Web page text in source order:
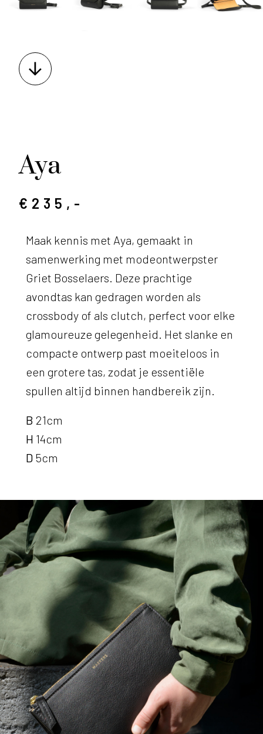
Aya
€235,-
Maak kennis met Aya, gemaakt in
samenwerking met modeontwerpster
Griet Bosselaers. Deze prachtige
avondtas kan gedragen worden als
crossbody of als clutch, perfect voor elke
glamoureuze gelegenheid. Het slanke en
compacte ontwerp past moeiteloos in
een grotere tas, zodat je essentiële
spullen altijd binnen handbereik zijn.
B 21cm
H 14cm
D 5cm